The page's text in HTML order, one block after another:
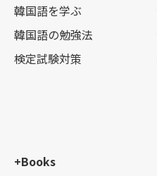
韓国語を学ぶ
韓国語の勉強法
検定試験対策
+Books